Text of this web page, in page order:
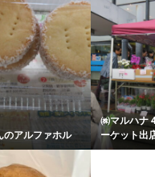
のアルファホル
㈱マルハナ
ーケット出